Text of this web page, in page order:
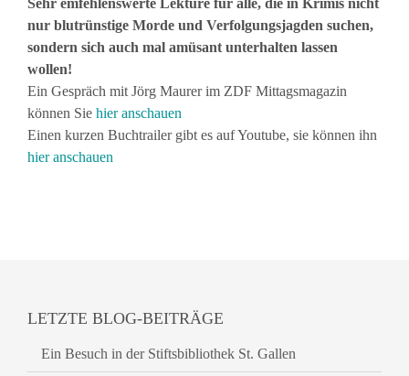
Sehr emfehlenswerte Lektüre für alle, die in Krimis nicht
nur blutrünstige Morde und Verfolgungsjagden suchen,
sondern sich auch mal amüsant unterhalten lassen
wollen!
Ein Gespräch mit Jörg Maurer im ZDF Mittagsmagazin
können Sie hier anschauen
Einen kurzen Buchtrailer gibt es auf Youtube, sie können ihn
hier anschauen
LETZTE BLOG-BEITRÄGE
Ein Besuch in der Stiftsbibliothek St. Gallen